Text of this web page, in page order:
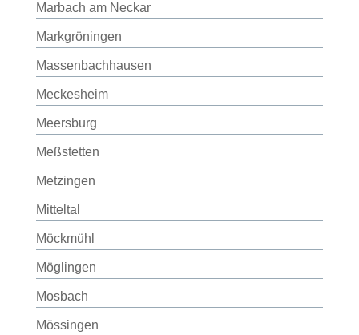
Marbach am Neckar
Markgröningen
Massenbachhausen
Meckesheim
Meersburg
Meßstetten
Metzingen
Mitteltal
Möckmühl
Möglingen
Mosbach
Mössingen